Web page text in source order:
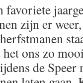
zijn er
ons zo
de Speer